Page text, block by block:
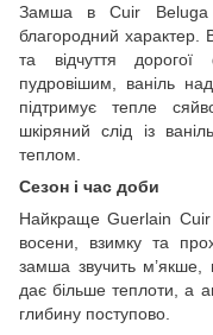
Замша в Cuir Beluga
благородний характер.
та відчуття
пудровішим, ваніль
підтримує тепле
шкіряний слід із
теплом.
Сезон і час доби
Найкраще Guerlain Cuir
восени, взимку та
замша звучить м’якше,
дає більше теплоти, а
глибину поступово.